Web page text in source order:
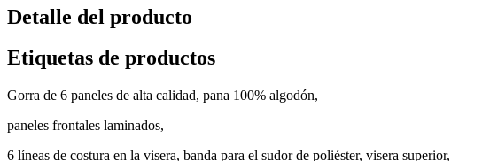
Detalle del producto
Etiquetas de productos
Gorra de 6 paneles de alta calidad, pana 100% algodón,
paneles frontales laminados,
6 líneas de costura en la visera, banda para el sudor de poliéster, visera superior,